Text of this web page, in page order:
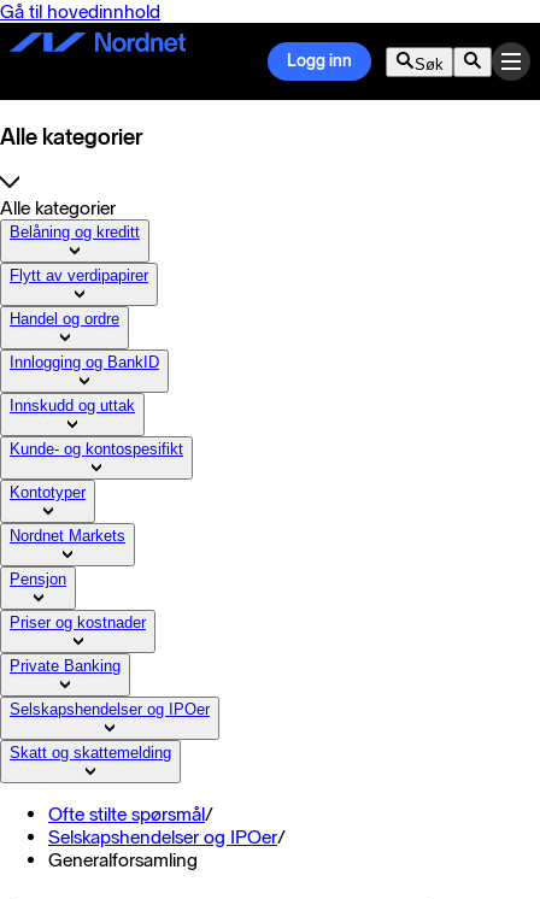
Gå til hovedinnhold
Logg inn Søk
Alle kategorier
Alle kategorier
Belåning og kreditt
Flytt av verdipapirer
Handel og ordre
Innlogging og BankID
Innskudd og uttak
Kunde- og kontospesifikt
Kontotyper
Nordnet Markets
Pensjon
Priser og kostnader
Private Banking
Selskapshendelser og IPOer
Skatt og skattemelding
Ofte stilte spørsmål/
Selskapshendelser og IPOer/
Generalforsamling